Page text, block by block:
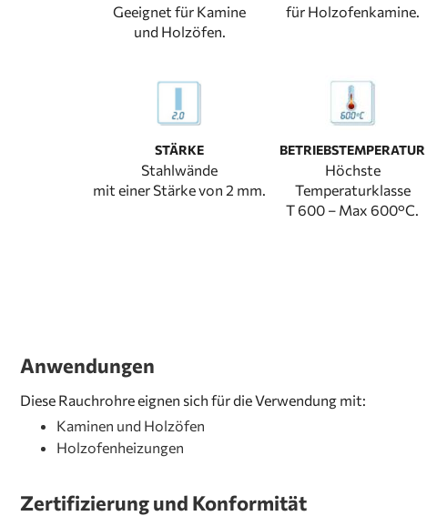
Geeignet für Kamine
und Holzöfen.
für Holzofenkamine.
STÄRKE
Stahlwände
mit einer Stärke von 2 mm.
BETRIEBSTEMPERATUR
Höchste
Temperaturklasse
T 600 – Max 600°C.
Anwendungen
Diese Rauchrohre eignen sich für die Verwendung mit:
Kaminen und Holzöfen
Holzofenheizungen
Zertifizierung und Konformität